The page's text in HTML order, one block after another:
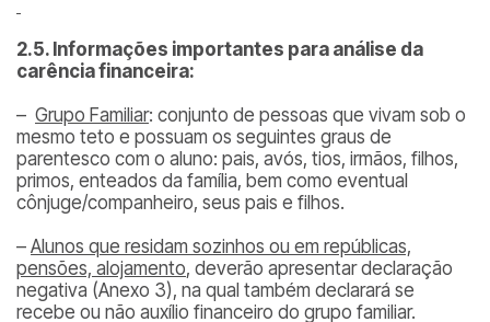
2.5. Informações importantes para análise da
carência financeira:
– Grupo Familiar: conjunto de pessoas que vivam sob o
mesmo teto e possuam os seguintes graus de
parentesco com o aluno: pais, avós, tios, irmãos, filhos,
primos, enteados da família, bem como eventual
cônjuge/companheiro, seus pais e filhos.
– Alunos que residam sozinhos ou em repúblicas,
pensões, alojamento, deverão apresentar declaração
negativa (Anexo 3), na qual também declarará se
recebe ou não auxílio financeiro do grupo familiar.